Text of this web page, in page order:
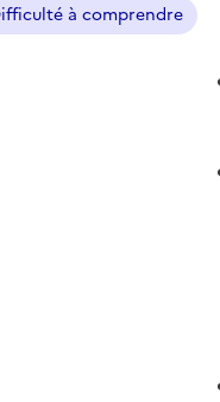
à comprendre